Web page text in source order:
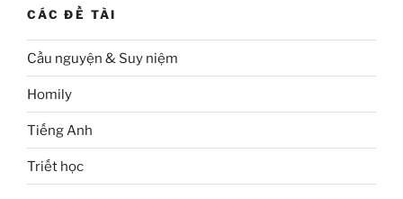
CÁC ĐỀ TÀI
Cầu nguyện & Suy niệm
Homily
Tiếng Anh
Triết học